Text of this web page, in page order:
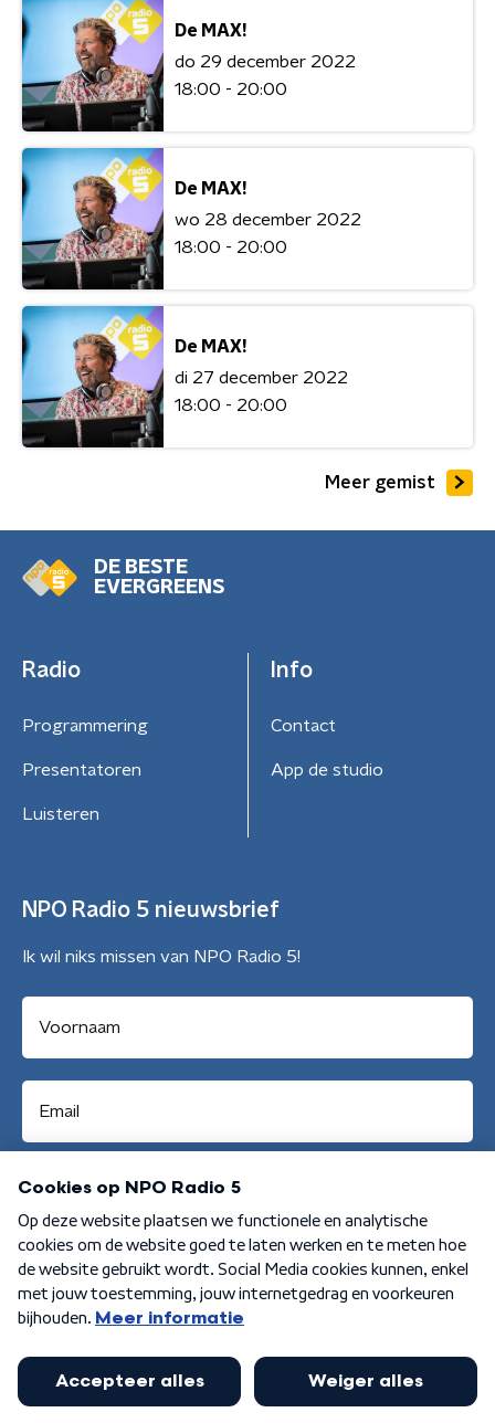
De MAX!
do 29 december 2022
18:00 - 20:00
De MAX!
wo 28 december 2022
18:00 - 20:00
De MAX!
di 27 december 2022
18:00 - 20:00
Meer gemist
DE BESTE
EVERGREENS
Radio
Programmering
Presentatoren
Luisteren
Info
Contact
App de studio
NPO Radio 5 nieuwsbrief
Ik wil niks missen van NPO Radio 5!
Aanmelden
Algemene voorwaarden